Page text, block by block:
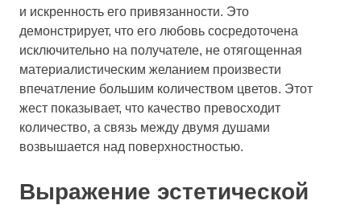
и искренность его привязанности. Это
демонстрирует, что его любовь сосредоточена
исключительно на получателе, не отягощенная
материалистическим желанием произвести
впечатление большим количеством цветов. Этот
жест показывает, что качество превосходит
количество, а связь между двумя душами
возвышается над поверхностностью.
Выражение эстетической